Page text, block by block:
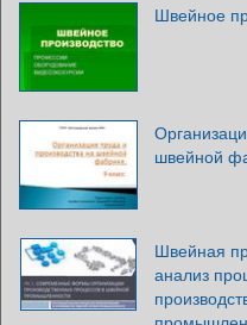
Швейное
швейной
Швейная
анализ